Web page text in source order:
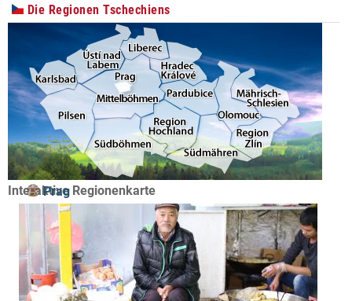
Die Regionen Tschechiens
Interaktive Regionenkarte
Prag